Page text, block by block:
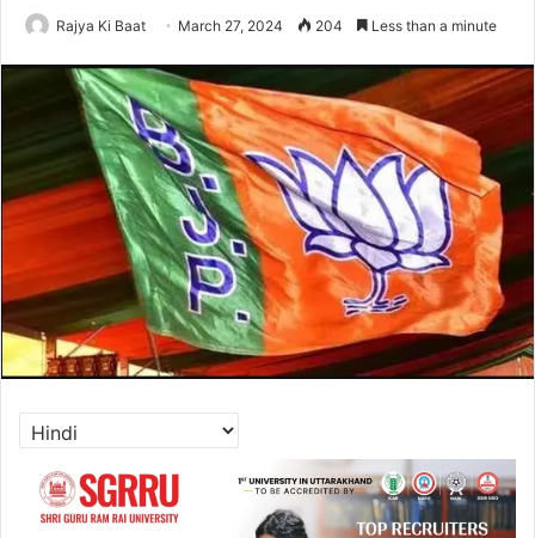
Rajya Ki Baat March 27, 2024 204 Less than a minute